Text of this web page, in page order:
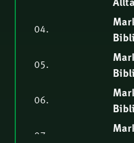
04.
05.
06.
07.